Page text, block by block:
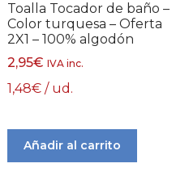
Toalla Tocador de baño –
Color turquesa – Oferta
2X1 – 100% algodón
2,95€ IVA inc.
1,48€ / ud.
Añadir al carrito